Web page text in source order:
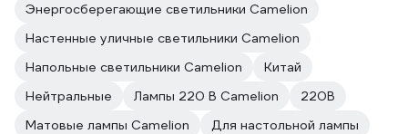
Энергосберегающие светильники Camelion
Настенные уличные светильники Camelion
Напольные светильники Camelion
Китай
Нейтральные
Лампы 220 В Camelion
220В
Матовые лампы Camelion
Для настольной лампы